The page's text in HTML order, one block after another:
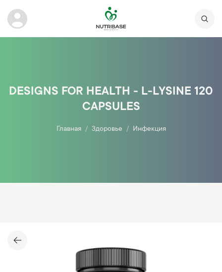
DESIGNS FOR HEALTH - L-LYSINE 120
CAPSULES
Главная Здоровье Инфекция